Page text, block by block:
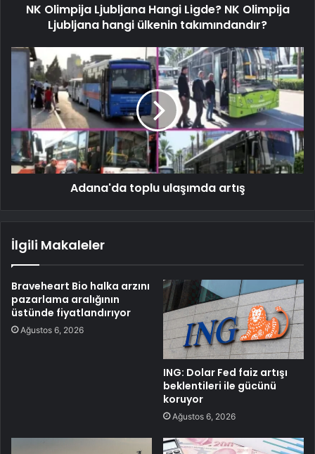
NK Olimpija Ljubljana Hangi Ligde? NK Olimpija
Ljubljana hangi ülkenin takımındandır?
Adana'da toplu ulaşımda artış
İlgili Makaleler
Braveheart Bio halka arzını
pazarlama aralığının
üstünde fiyatlandırıyor
Ağustos 6, 2026
ING: Dolar Fed faiz artışı
beklentileri ile gücünü
koruyor
Ağustos 6, 2026